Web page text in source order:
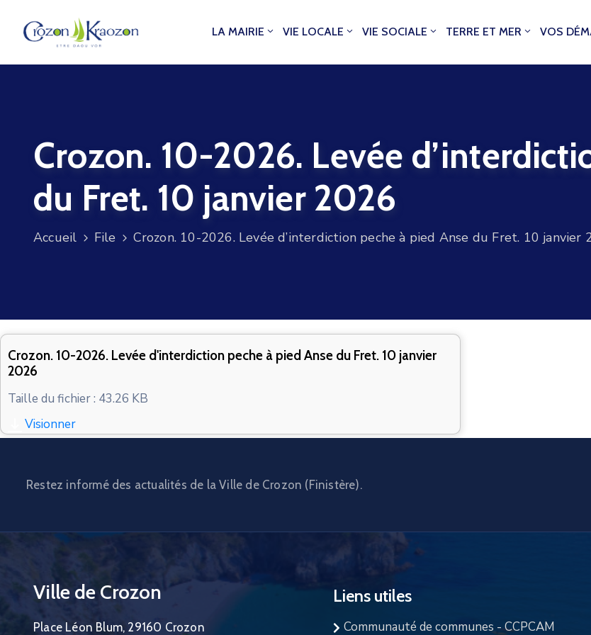
LA MAIRIE VIE LOCALE VIE SOCIALE TERRE ET MER VOS
Crozon. 10-2026. Levée
du Fret. 10 janvier 2026
Accueil File Crozon. 10-2026. Levée d’interdiction peche à pied Anse du Fret. 10 janvier
Crozon. 10-2026. Levée d'interdiction peche à pied Anse du Fret. 10 janvier
2026
Taille du fichier : 43.26 KB
Visionner
Restez informé des actualités de la Ville de Crozon (Finistère).
Ville de Crozon
Place Léon Blum, 29160 Crozon
Liens utiles
Communauté de communes - CCPCAM